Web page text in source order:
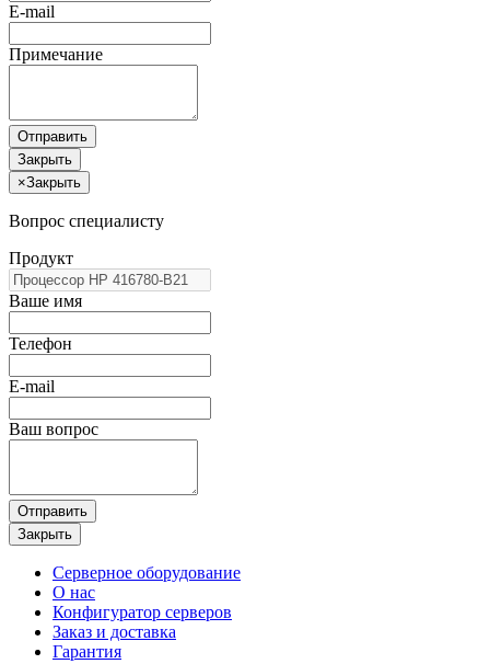
E-mail
Примечание
Отправить
Закрыть
×Закрыть
Вопрос специалисту
Продукт
Ваше имя
Телефон
E-mail
Ваш вопрос
Отправить
Закрыть
Серверное оборудование
О нас
Конфигуратор серверов
Заказ и доставка
Гарантия